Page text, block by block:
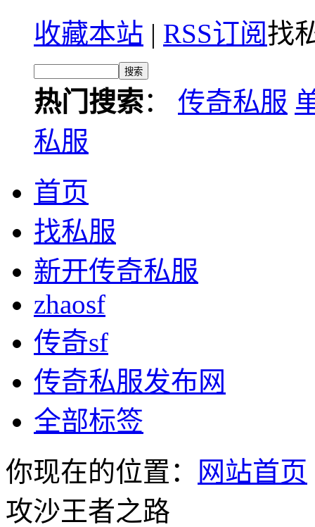
收藏本站 | RSS订阅找
热门搜索： 传奇私服
私服
首页
找私服
新开传奇私服
zhaosf
传奇sf
传奇私服发布网
全部标签
你现在的位置：
网站首页
攻沙王者之路